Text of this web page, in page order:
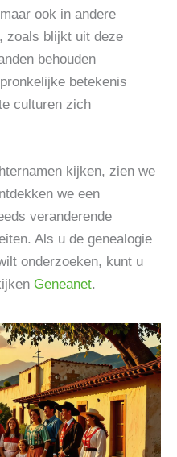
ook in andere
zoals blijkt uit deze
behouden
betekenis
culturen zich
kijken, zien we
we een
veranderende
Als u de genealogie
onderzoeken, kunt u
Geneanet.